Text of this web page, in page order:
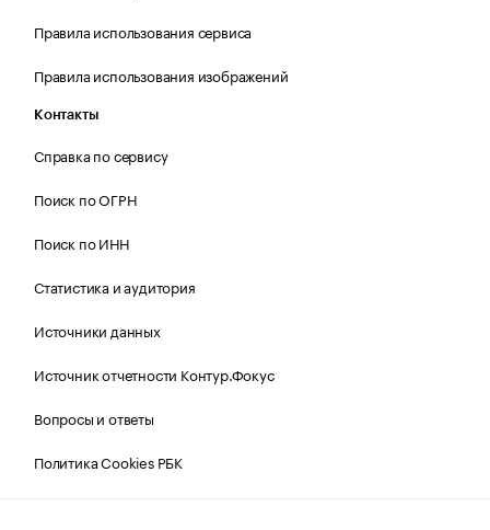
Правила использования сервиса
Правила использования изображений
Контакты
Справка по сервису
Поиск по ОГРН
Поиск по ИНН
Статистика и аудитория
Источники данных
Источник отчетности Контур.Фокус
Вопросы и ответы
Политика Cookies РБК